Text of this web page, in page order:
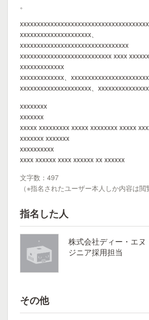
。
xxxxxxxxxxxxxxxxxxxxx、
xxxxxxxxxxxxxxxxxxxxxxxxxxxxxxxx
xxxxxxxxxxxxxxxxxxxxxxxxxxx xxxx
xxxxxxxxxxxxx
xxxxxxxxxxxxx、
xxxxxxxxxxxxxxxxxxxxx、
xxxxxxxx
xxxxxxx
xxxxx xxxxxxxxx xxxxx xxxxxxxx xxxxx
xxxxxxx xxxxxxx
xxxxxxxxxx
xxxx xxxxxx xxxx xxxxxx xx xxxxxx
文字数：497
（※指名されたユーザー本人しか内容は閲
指名した人
株式会社ディー・エ
ジニア採用担当
その他